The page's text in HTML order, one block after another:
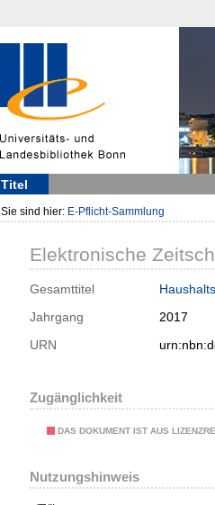
Titel
Sie sind hier: E-Pflicht-Sammlung
Elektronische
Gesamttitel
Jahrgang
2017
URN
Zugänglichkeit
DAS DOKUMENT IST AUS
Nutzungshinweis